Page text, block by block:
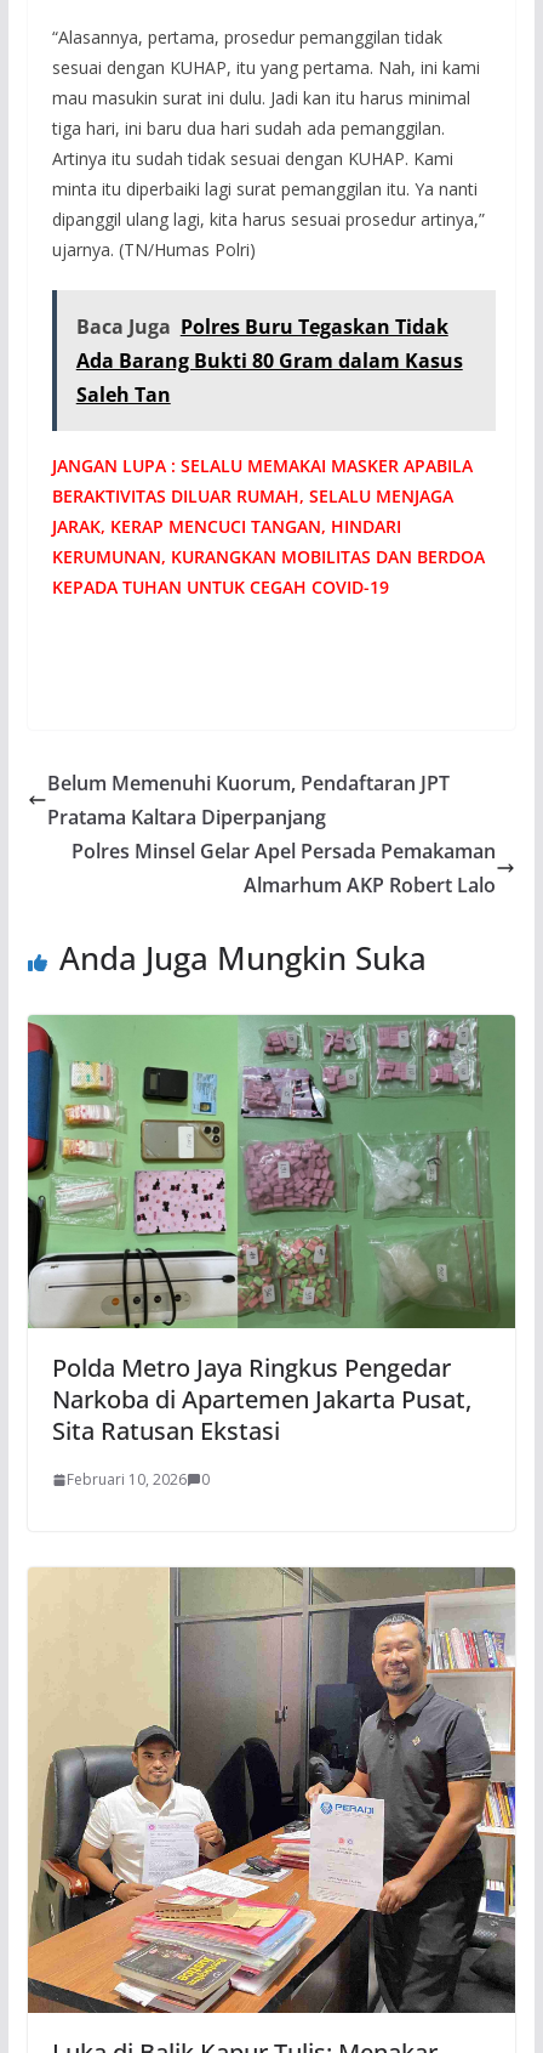
“Alasannya, pertama, prosedur pemanggilan tidak
sesuai dengan KUHAP, itu yang pertama. Nah, ini kami
mau masukin surat ini dulu. Jadi kan itu harus minimal
tiga hari, ini baru dua hari sudah ada pemanggilan.
Artinya itu sudah tidak sesuai dengan KUHAP. Kami
minta itu diperbaiki lagi surat pemanggilan itu. Ya nanti
dipanggil ulang lagi, kita harus sesuai prosedur artinya,”
ujarnya. (TN/Humas Polri)
Baca Juga Polres Buru Tegaskan Tidak
Ada Barang Bukti 80 Gram dalam Kasus
Saleh Tan
JANGAN LUPA : SELALU MEMAKAI MASKER APABILA
BERAKTIVITAS DILUAR RUMAH, SELALU MENJAGA
JARAK, KERAP MENCUCI TANGAN, HINDARI
KERUMUNAN, KURANGKAN MOBILITAS DAN BERDOA
KEPADA TUHAN UNTUK CEGAH COVID-19
Belum Memenuhi Kuorum, Pendaftaran JPT
Pratama Kaltara Diperpanjang
Polres Minsel Gelar Apel Persada Pemakaman
Almarhum AKP Robert Lalo
Anda Juga Mungkin Suka
Polda Metro Jaya Ringkus Pengedar
Narkoba di Apartemen Jakarta Pusat,
Sita Ratusan Ekstasi
Februari 10, 2026 0